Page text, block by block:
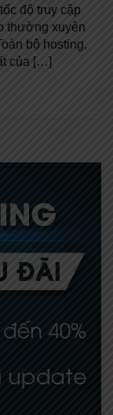
độ truy cập
thường xuyên
bộ hosting,
của […]